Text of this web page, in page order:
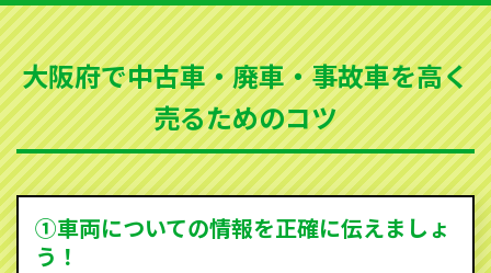
など動かない車、水害車、不動車、乗らなくなってし
まった車、車検が切れて動かすことができない車でも
買取可能です。
ソコカラは世界１１０か国に独自の販売ネットワーク
を持ち、国内に自社物流網、自社ヤードをもっている
ため、中間マージンがかかりません。だから高価買取
を実現し、お客様に利益を還元することができるので
す。
大阪府で中古車・廃車・事故車を高く
売るためのコツ
①車両についての情報を正確に伝えましょ
う！